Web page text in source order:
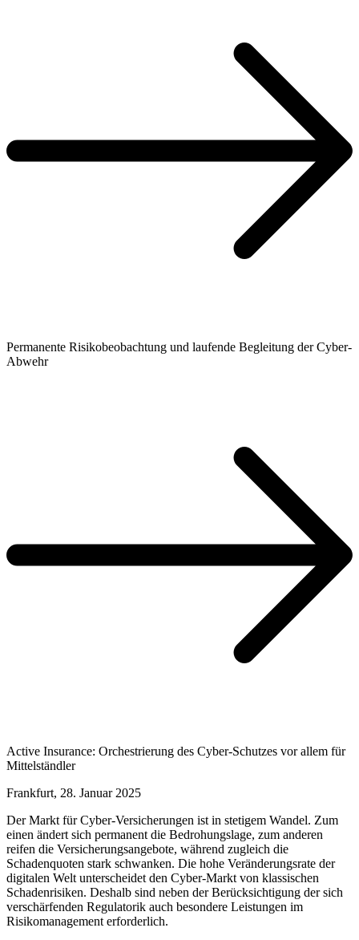
Permanente Risikobeobachtung und laufende Begleitung der Cyber-
Abwehr
Active Insurance: Orchestrierung des Cyber-Schutzes vor allem für
Mittelständler
Frankfurt, 28. Januar 2025
Der Markt für Cyber-Versicherungen ist in stetigem Wandel. Zum
einen ändert sich permanent die Bedrohungslage, zum anderen
reifen die Versicherungsangebote, während zugleich die
Schadenquoten stark schwanken. Die hohe Veränderungsrate der
digitalen Welt unterscheidet den Cyber-Markt von klassischen
Schadenrisiken. Deshalb sind neben der Berücksichtigung der sich
verschärfenden Regulatorik auch besondere Leistungen im
Risikomanagement erforderlich.